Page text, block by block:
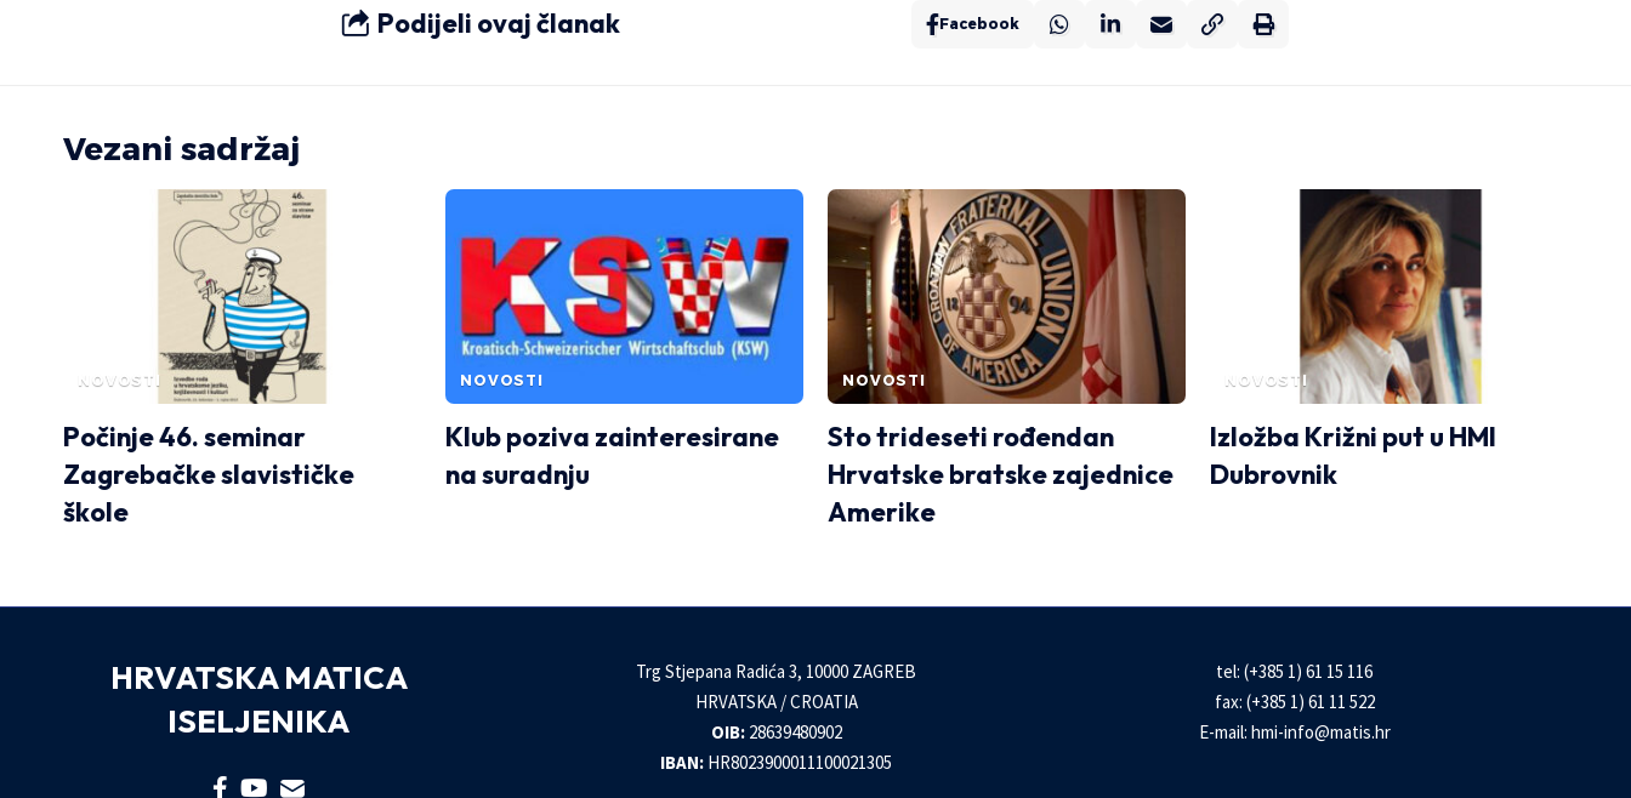
Podijeli ovaj članak Facebook
Vezani sadržaj
NOVOSTI
Počinje 46. seminar
Zagrebačke slavističke
škole
NOVOSTI
Klub poziva zainteresirane
na suradnju
NOVOSTI
Sto trideseti rođendan
Hrvatske bratske zajednice
Amerike
NOVOSTI
Izložba Križni put u HMI
Dubrovnik
HRVATSKA MATICA
ISELJENIKA
Trg Stjepana Radića 3, 10000 ZAGREB
HRVATSKA / CROATIA
OIB:28639480902
IBAN: HR8023900011100021305
tel: (+385 1) 61 15 116
fax: (+385 1) 61 11 522
E-mail: hmi-info@matis.hr